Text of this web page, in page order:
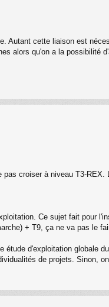
Autant cette liaison est
alors qu'on a la possibilité
croiser à niveau T3-
Ce sujet fait pour
+ T9, ça ne va pas le
d'exploitation globale
de projets. Sinon,